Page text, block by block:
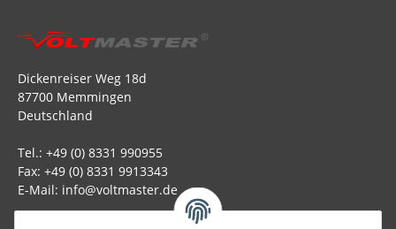
Dickenreiser Weg 18d
87700 Memmingen
Deutschland
Tel.: +49 (0) 8331 990955
Fax: +49 (0) 8331 9913343
E-Mail: info@voltmaster.de